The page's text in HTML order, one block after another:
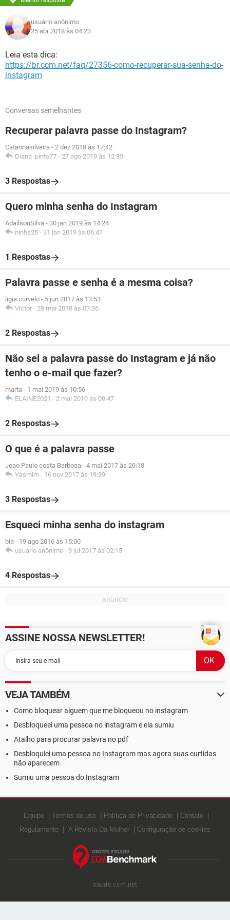
usuário anônimo
25 abr 2018 às 04:23
Leia esta dica:
https://br.ccm.net/faq/27356-como-recuperar-sua-senha-do-
instagram
Conversas semelhantes
Recuperar palavra passe do Instagram?
Catarinasilveira - 2 dez 2018 às 17:42
Diana_pinto77 - 27 ago 2019 às 12:35
3 Respostas
Quero minha senha do Instagram
AdailsonSilva - 30 jan 2019 às 14:24
ninha25 - 31 jan 2019 às 06:47
1 Respostas
Palavra passe e senha é a mesma coisa?
ligia curvelo - 5 jun 2017 às 13:53
Victor - 28 mai 2018 às 07:36
2 Respostas
Não sei a palavra passe do Instagram e já não
tenho o e-mail que fazer?
marta - 1 mai 2019 às 10:56
ELAINE2021 - 2 mai 2019 às 00:47
2 Respostas
O que é a palavra passe
Joao Paulo costa Barbosa - 4 mai 2017 às 20:18
Yasmim - 16 nov 2017 às 19:39
3 Respostas
Esqueci minha senha do instagram
bia - 19 ago 2016 às 15:00
usuário anônimo - 9 jul 2017 às 02:15
4 Respostas
ASSINE NOSSA NEWSLETTER!
VEJA TAMBÉM
Como bloquear alguem que me bloqueou no instagram
Desbloqueei uma pessoa no instagram e ela sumiu
Atalho para procurar palavra no pdf
Desbloquiei uma pessoa no Instagram mas agora suas curtidas
não aparecem
Sumiu uma pessoa do Instagram
Equipe Termos de uso Política de Privacidade
Contato
Regulamento
A Revista Da Mulher Configuração de cookies
saude.ccm.net